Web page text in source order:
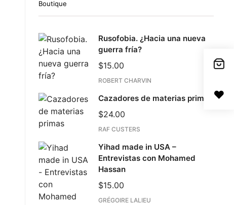
Boutique
Rusofobia. ¿Hacia una nueva
guerra fría?
$15.00
ROBERT CHARVIN
Cazadores de materias primas
$24.00
RAF CUSTERS
Yihad made in USA –
Entrevistas con Mohamed
Hassan
$15.00
GRÉGOIRE LALIEU